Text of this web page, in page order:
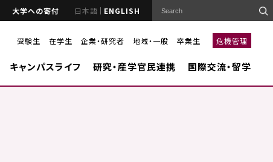
大学への寄付 日本語 ENGLISH
受験生 在学生 企業・研究者 地域・一般 卒業生 危機管理
キャンパスライフ 研究・産学官民連携 国際交流・留学